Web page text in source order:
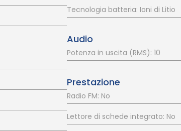
Tecnologia batteria: Ioni di Litio
Audio
Potenza in uscita (RMS): 10
Prestazione
Radio FM: No
Lettore di schede integrato: No